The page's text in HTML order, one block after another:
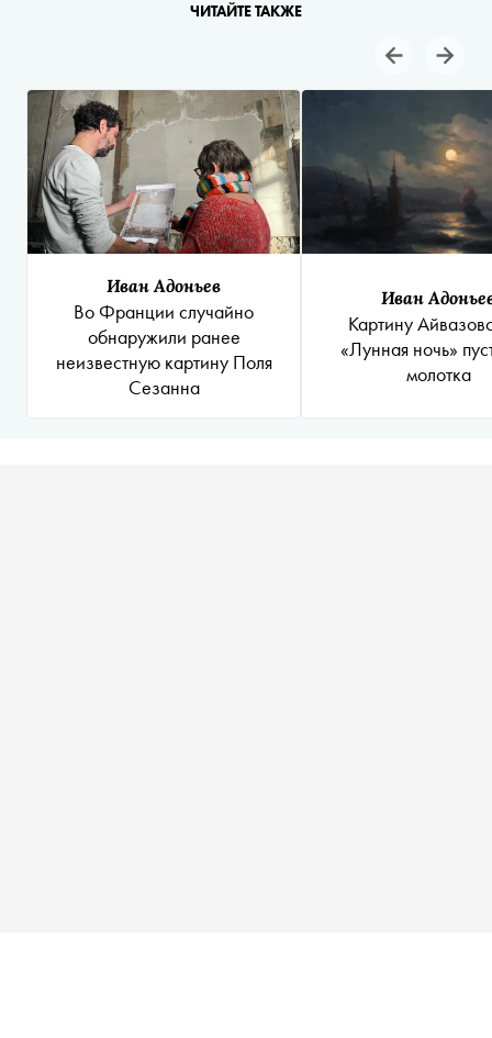
ЧИТАЙТЕ ТАКЖЕ
Иван Адоньев
Во Франции случайно
обнаружили ранее
неизвестную картину Поля
Сезанна
Иван
Картину
«Лунная ночь»
молотка